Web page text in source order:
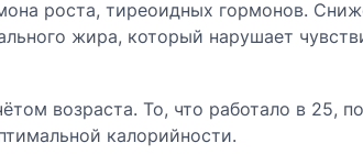
роста, тиреоидных гормонов.
жира, который нарушает
возраста. То, что работало в 25,
калорийности.